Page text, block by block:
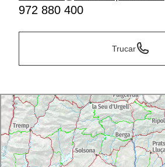
972 880 400
Trucar